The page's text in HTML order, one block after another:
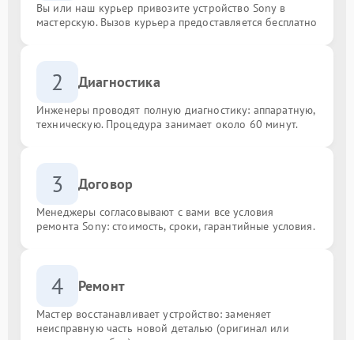
Вы или наш курьер привозите устройство Sony в
мастерскую. Вызов курьера предоставляется бесплатно
2 Диагностика
Инженеры проводят полную диагностику: аппаратную,
техническую. Процедура занимает около 60 минут.
3 Договор
Менеджеры согласовывают с вами все условия
ремонта Sony: стоимость, сроки, гарантийные условия.
4 Ремонт
Мастер восстанавливает устройство: заменяет
неисправную часть новой деталью (оригинал или